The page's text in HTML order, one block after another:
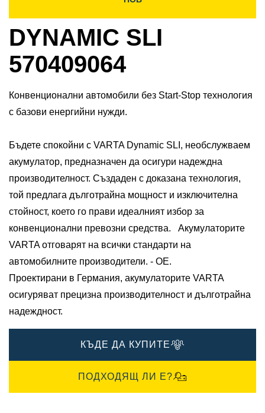
DYNAMIC SLI
570409064
Конвенционални автомобили без Start-Stop технология
с базови енергийни нужди.
Бъдете спокойни с VARTA Dynamic SLI, необслужваем
акумулатор, предназначен да осигури надеждна
производителност. Създаден с доказана технология,
той предлага дълготрайна мощност и изключителна
стойност, което го прави идеалният избор за
конвенционални превозни средства. ​ Акумулаторите
VARTA отговарят на всички стандарти на
автомобилните производители. - ОЕ.
Проектирани в Германия, акумулаторите VARTA
осигуряват прецизна производителност и дълготрайна
надеждност.​
КЪДЕ ДА КУПИТЕ
ПОДХОДЯЩ ЛИ Е?